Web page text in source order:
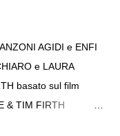
AGIDI e ENFI
e LAURA
basato sul film
& TIM FIRTH